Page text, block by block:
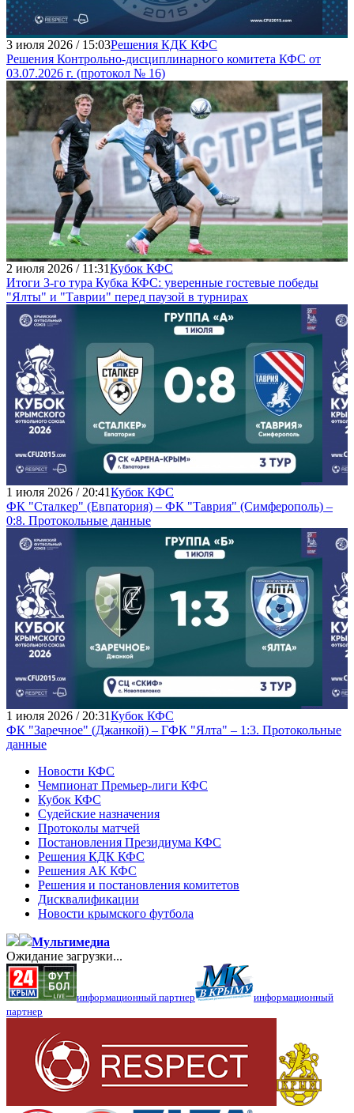
3 июля 2026 / 15:03Решения КДК КФС
Решения Контрольно-дисциплинарного комитета КФС от
03.07.2026 г. (протокол № 16)
2 июля 2026 / 11:31Кубок КФС
Итоги 3-го тура Кубка КФС: уверенные гостевые победы
"Ялты" и "Таврии" перед паузой в турнирах
1 июля 2026 / 20:41Кубок КФС
ФК "Сталкер" (Евпатория) – ФК "Таврия" (Симферополь) –
0:8. Протокольные данные
1 июля 2026 / 20:31Кубок КФС
ФК "Заречное" (Джанкой) – ГФК "Ялта" – 1:3. Протокольные
данные
Новости КФС
Чемпионат Премьер-лиги КФС
Кубок КФС
Судейские назначения
Протоколы матчей
Постановления Президиума КФС
Решения КДК КФС
Решения АК КФС
Решения и постановления комитетов
Дисквалификации
Новости крымского футбола
Мультимедиа
Ожидание загрузки...
информационный партнер
информационный
партнер